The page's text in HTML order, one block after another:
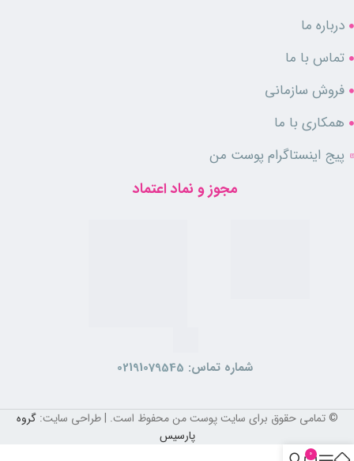
درباره ما
تماس با ما
فروش سازمانی
همکاری با ما
پیج اینستاگرام پوست من
مجوز و نماد اعتماد
شماره تماس: 02191079545
© تمامی حقوق برای سایت پوست من محفوظ است. | طراحی سایت:گروه
پارسیس
0